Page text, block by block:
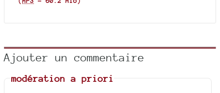
Ajouter un commentaire
modération a priori